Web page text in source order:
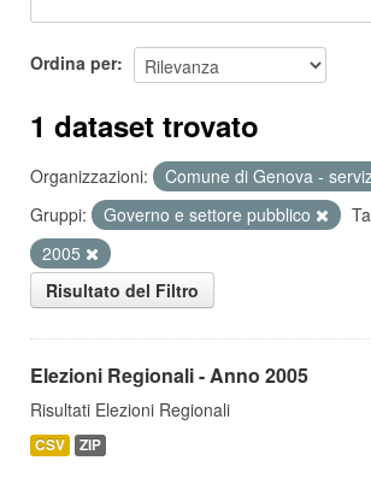
Ordina per
1 dataset trovato
Organizzazioni:
Comune di Genova -
Gruppi:
Governo e settore pubblico
2005
Risultato del Filtro
Elezioni Regionali - Anno 2005
Risultati Elezioni Regionali
CSV ZIP